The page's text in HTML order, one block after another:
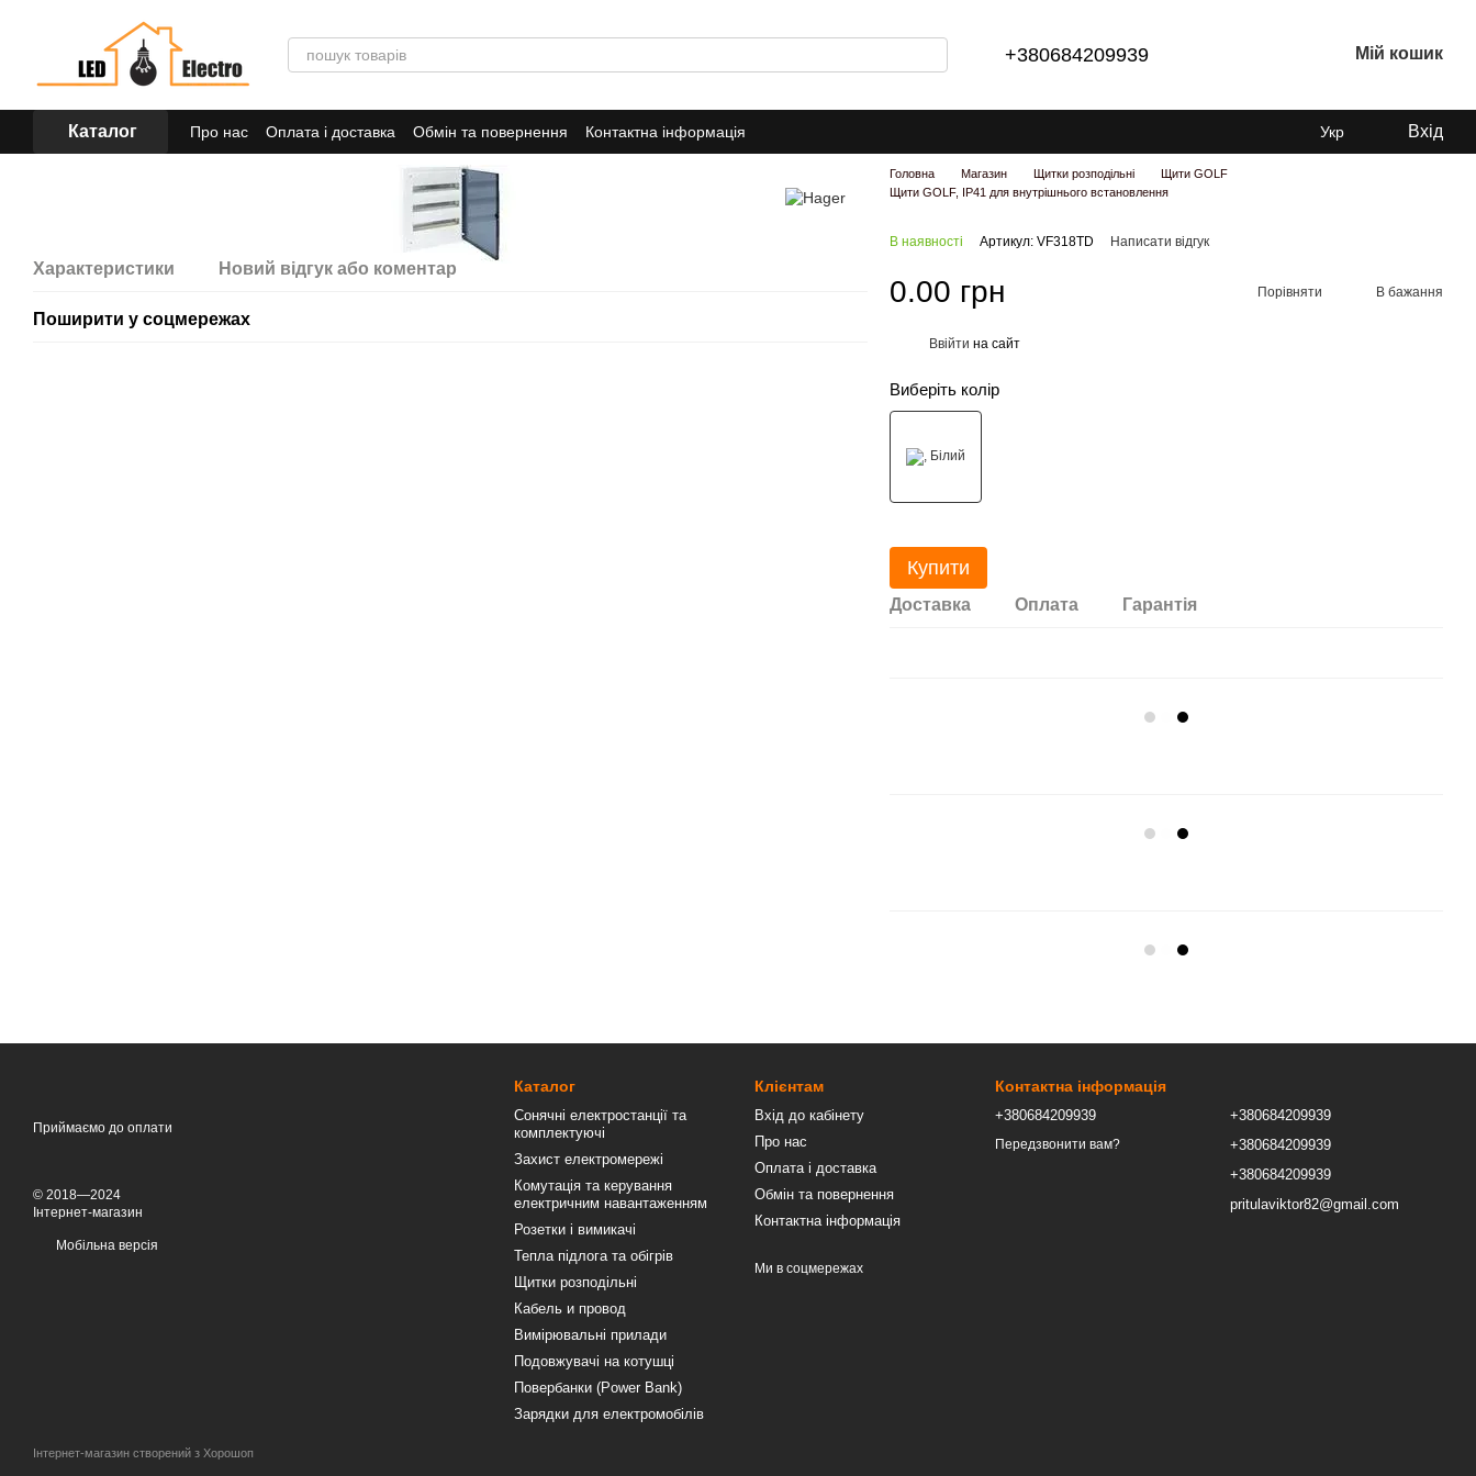
+380684209939 Мій кошик
Каталог Про нас Оплата і доставка Обмін та повернення Контактна інформація Укр Вхід
Характеристики Новий відгук або коментар
Поширити у соцмережах
Головна Магазин Щитки розподільні
Щити GOLF
Щити GOLF, IP41 для внутрішнього встановлення
В наявності Артикул: VF318TD Написати відгук
0.00 грн Порівняти В бажання
Ввійти на сайт
Виберіть колір
Купити
Доставка Оплата Гарантія
Приймаємо до оплати
© 2018—2024
Інтернет-магазин
Мобільна версія
Інтернет-магазин створений з Хорошоп
Каталог
Сонячні електростанції та
комплектуючі
Захист електромережі
Комутація та керування
електричним навантаженням
Розетки і вимикачі
Тепла підлога та обігрів
Щитки розподільні
Кабель и провод
Вимірювальні прилади
Подовжувачі на котушці
Повербанки (Power Bank)
Зарядки для електромобілів
Клієнтам
Вхід до кабінету
Про нас
Оплата і доставка
Обмін та повернення
Контактна інформація
Ми в соцмережах
Контактна інформація
+380684209939
Передзвонити вам?
+380684209939
+380684209939
+380684209939
pritulaviktor82@gmail.com